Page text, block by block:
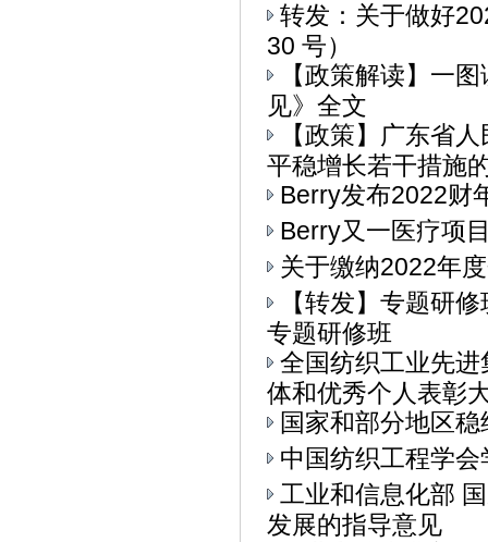
转发：关于做好
30 号）
【政策解读】一
见》全文
【政策】广东省
平稳增长若干措施
Berry发布2022财
Berry又一医疗项
关于缴纳2022年
【转发】专题研
专题研修班
全国纺织工业先
体和优秀个人表彰
国家和部分地区
中国纺织工程学
工业和信息化部
发展的指导意见